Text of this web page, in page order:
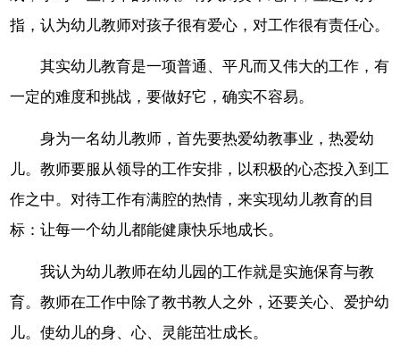
指，认为幼儿教师对孩子很有爱心，对工作很有责任心。
其实幼儿教育是一项普通、平凡而又伟大的工作，有
一定的难度和挑战，要做好它，确实不容易。
身为一名幼儿教师，首先要热爱幼教事业，热爱幼
儿。教师要服从领导的工作安排，以积极的心态投入到工
作之中。对待工作有满腔的热情，来实现幼儿教育的目
标：让每一个幼儿都能健康快乐地成长。
我认为幼儿教师在幼儿园的工作就是实施保育与教
育。教师在工作中除了教书教人之外，还要关心、爱护幼
儿。使幼儿的身、心、灵能茁壮成长。